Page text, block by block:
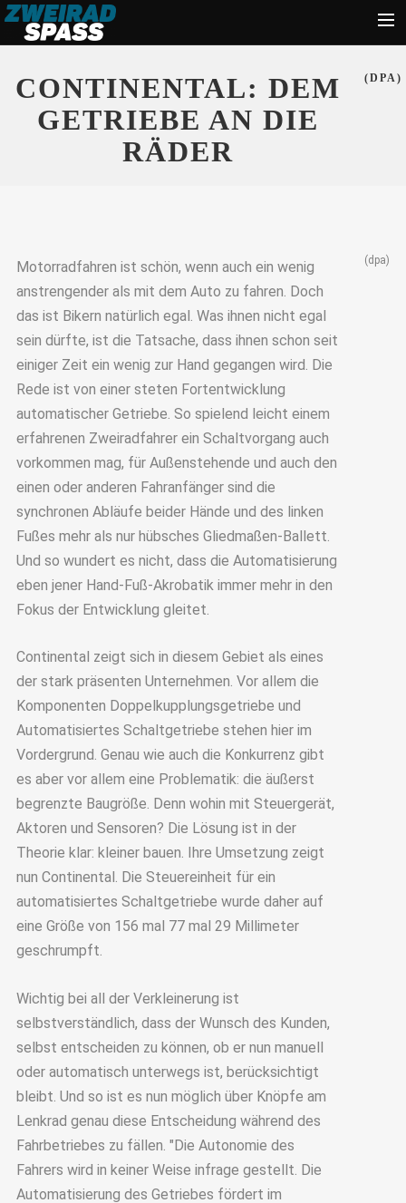
CONTINENTAL: DEM
GETRIEBE AN DIE
RÄDER
(DPA)
Motorradfahren ist schön, wenn auch ein wenig
anstrengender als mit dem Auto zu fahren. Doch
das ist Bikern natürlich egal. Was ihnen nicht egal
sein dürfte, ist die Tatsache, dass ihnen schon seit
einiger Zeit ein wenig zur Hand gegangen wird. Die
Rede ist von einer steten Fortentwicklung
automatischer Getriebe. So spielend leicht einem
erfahrenen Zweiradfahrer ein Schaltvorgang auch
vorkommen mag, für Außenstehende und auch den
einen oder anderen Fahranfänger sind die
synchronen Abläufe beider Hände und des linken
Fußes mehr als nur hübsches Gliedmaßen-Ballett.
Und so wundert es nicht, dass die Automatisierung
eben jener Hand-Fuß-Akrobatik immer mehr in den
Fokus der Entwicklung gleitet.
Continental zeigt sich in diesem Gebiet als eines
der stark präsenten Unternehmen. Vor allem die
Komponenten Doppelkupplungsgetriebe und
Automatisiertes Schaltgetriebe stehen hier im
Vordergrund. Genau wie auch die Konkurrenz gibt
es aber vor allem eine Problematik: die äußerst
begrenzte Baugröße. Denn wohin mit Steuergerät,
Aktoren und Sensoren? Die Lösung ist in der
Theorie klar: kleiner bauen. Ihre Umsetzung zeigt
nun Continental. Die Steuereinheit für ein
automatisiertes Schaltgetriebe wurde daher auf
eine Größe von 156 mal 77 mal 29 Millimeter
geschrumpft.
Wichtig bei all der Verkleinerung ist
selbstverständlich, dass der Wunsch des Kunden,
selbst entscheiden zu können, ob er nun manuell
oder automatisch unterwegs ist, berücksichtigt
bleibt. Und so ist es nun möglich über Knöpfe am
Lenkrad genau diese Entscheidung während des
Fahrbetriebes zu fällen. "Die Autonomie des
Fahrers wird in keiner Weise infrage gestellt. Die
Automatisierung des Getriebes fördert im
(dpa)